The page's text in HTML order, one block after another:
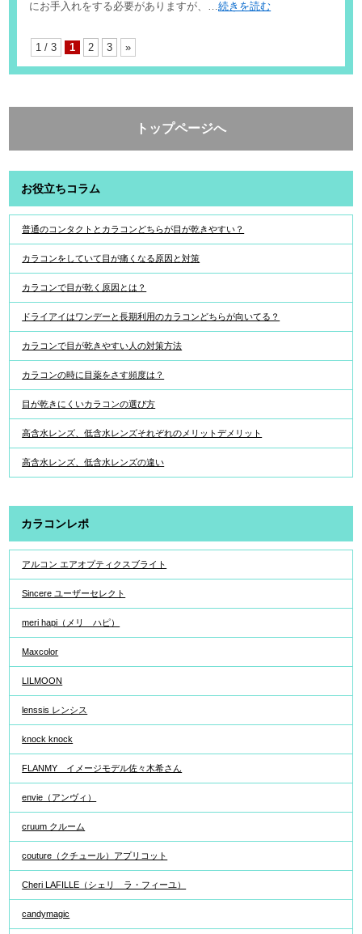
にお手入れをする必要がありますが、…続きを読む
1 / 3 1 2 3 »
トップページへ
お役立ちコラム
普通のコンタクトとカラコンどちらが目が乾きやすい？
カラコンをしていて目が痛くなる原因と対策
カラコンで目が乾く原因とは？
ドライアイはワンデーと長期利用のカラコンどちらが向いてる？
カラコンで目が乾きやすい人の対策方法
カラコンの時に目薬をさす頻度は？
目が乾きにくいカラコンの選び方
高含水レンズ、低含水レンズそれぞれのメリットデメリット
高含水レンズ、低含水レンズの違い
カラコンレポ
アルコン エアオプティクスブライト
Sincere ユーザーセレクト
meri hapi（メリ ハピ）
Maxcolor
LILMOON
lenssis レンシス
knock knock
FLANMY イメージモデル佐々木希さん
envie（アンヴィ）
cruum クルーム
couture（クチュール）アプリコット
Cheri LAFILLE（シェリ ラ・フィーユ）
candymagic